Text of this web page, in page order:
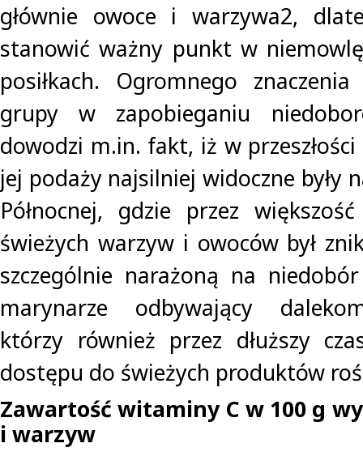
głównie owoce i warzywa2,
stanowić ważny punkt w
posiłkach. Ogromnego
grupy w zapobieganiu
dowodzi m.in. fakt, iż w
jej podaży najsilniej widoczne były
Północnej, gdzie przez
świeżych warzyw i owoców był
szczególnie narażoną na
marynarze odbywający
którzy również przez dłuższy
dostępu do świeżych produktów
Zawartość witaminy C w 100 g
i warzyw